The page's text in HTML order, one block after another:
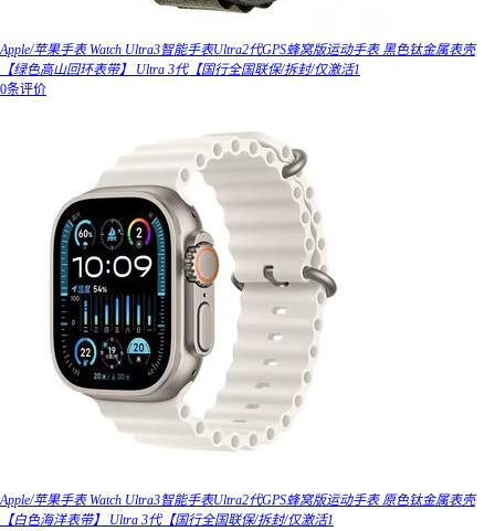
Apple/苹果手表 Watch Ultra3智能手表Ultra2代GPS蜂窝版运动手表 黑色钛金属表壳
【绿色高山回环表带】 Ultra 3代【国行全国联保/拆封/仅激活1
0条评价
Apple/苹果手表 Watch Ultra3智能手表Ultra2代GPS蜂窝版运动手表 原色钛金属表壳
【白色海洋表带】 Ultra 3代【国行全国联保/拆封/仅激活1